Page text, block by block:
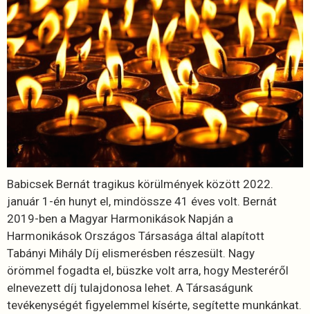
Babicsek Bernát tragikus körülmények között 2022.
január 1-én hunyt el, mindössze 41 éves volt. Bernát
2019-ben a Magyar Harmonikások Napján a
Harmonikások Országos Társasága által alapított
Tabányi Mihály Díj elismerésben részesült. Nagy
örömmel fogadta el, büszke volt arra, hogy Mesteréről
elnevezett díj tulajdonosa lehet. A Társaságunk
tevékenységét figyelemmel kísérte, segítette munkánkat.